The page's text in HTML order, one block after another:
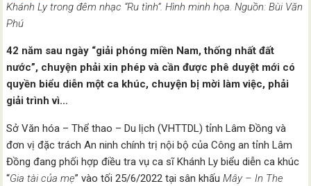
Khánh Ly trong đêm nhạc “Ru tình”. Hình minh họa. Nguồn: Bùi Văn
Phú
42 năm sau ngày “giải phóng miền Nam, thống nhất đất
nước”, chuyện phải xin phép và cần được phê duyệt mới có
quyền biểu diễn một ca khúc, chuyện bị mời làm việc, phải
giải trình vì…
Sở Văn hóa – Thể thao – Du lịch (VHTTDL) tỉnh Lâm Đồng và
đơn vị đặc trách An ninh chính trị nội bộ của Công an tỉnh Lâm
Đồng đang phối hợp điều tra vụ ca sĩ Khánh Ly biểu diễn ca khúc
“Gia tài của mẹ” vào tối 25/6/2022 tại sân khấuMây – In The